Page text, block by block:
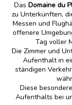
Das Domaine du
zu Unterkünften,
Messen und
offenere
Tag voller
Die Zimmer und
Aufenthalt in
ständigen
Diese
Aufenthalts bei